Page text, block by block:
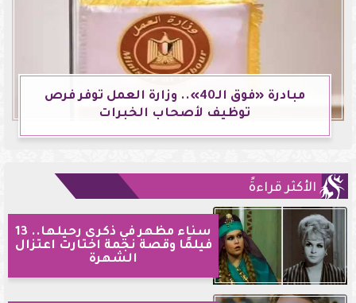
مبادرة «فوق الـ40».. وزارة العمل توفر فرص
توظيف لأصحاب الخبرات
الأكثر قراءةً
سناء مظهر في ذكرى رحيلها.. 13
فيلمًا وقصة نجمة اختارت اعتزال
الشهرة